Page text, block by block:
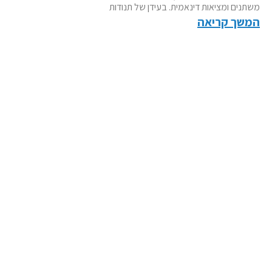
משתנים ומציאות דינאמית. בעידן של תנודות
המשך קריאה